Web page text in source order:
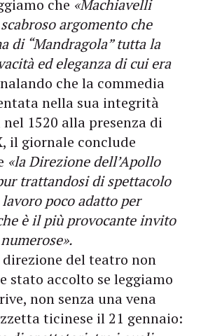
che «Machiavelli
argomento che
di “Mandragola” tutta la
ed eleganza di cui era
che la commedia
nella sua integrità
1520 alla presenza di
il giornale conclude
«la Direzione dell’Apollo
trattandosi di spettacolo
poco adatto per
è il più provocante invito
del teatro non
stato accolto se leggiamo
non senza una vena
ticinese il 21 gennaio: